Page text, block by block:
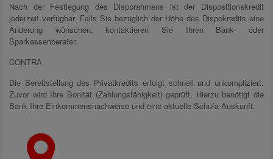
Nach der Festlegung des Disporahmens ist der Dispositionskredit
jederzeit verfügbar. Falls Sie bezüglich der Höhe des Dispokredits eine
Änderung wünschen, kontaktieren Sie Ihren Bank- oder
Sparkassenberater.
CONTRA
Die Bereitstellung des Privatkredits erfolgt schnell und unkompliziert.
Zuvor wird Ihre Bonität (Zahlungsfähigkeit) geprüft. Hierzu benötigt die
Bank Ihre Einkommensnachweise und eine aktuelle Schufa-Auskunft.